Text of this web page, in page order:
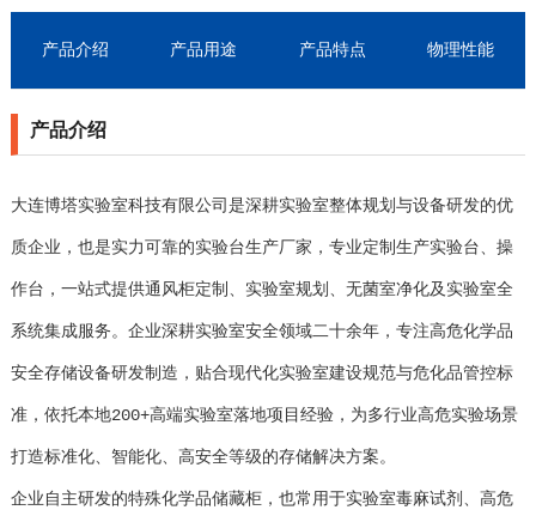
产品介绍 产品用途 产品特点 物理性能
产品介绍
大连博塔实验室科技有限公司是深耕实验室整体规划与设备研发的优
质企业，也是实力可靠的实验台生产厂家，专业定制生产实验台、操
作台，一站式提供通风柜定制、实验室规划、无菌室净化及实验室全
系统集成服务。企业深耕实验室安全领域二十余年，专注高危化学品
安全存储设备研发制造，贴合现代化实验室建设规范与危化品管控标
准，依托本地200+高端实验室落地项目经验，为多行业高危实验场景
打造标准化、智能化、高安全等级的存储解决方案。
企业自主研发的特殊化学品储藏柜，也常用于实验室毒麻试剂、高危